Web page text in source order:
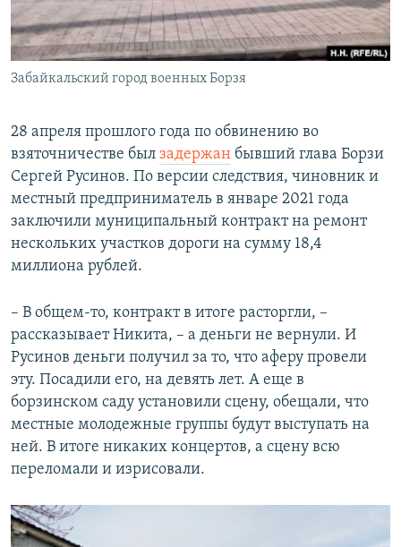
Забайкальский город военных Борзя
28 апреля прошлого года по обвинению во
взяточничестве был задержан бывший глава Борзи
Сергей Русинов. По версии следствия, чиновник и
местный предприниматель в январе 2021 года
заключили муниципальный контракт на ремонт
нескольких участков дороги на сумму 18,4
миллиона рублей.
– В общем-то, контракт в итоге расторгли, –
рассказывает Никита, – а деньги не вернули. И
Русинов деньги получил за то, что аферу провели
эту. Посадили его, на девять лет. А еще в
борзинском саду установили сцену, обещали, что
местные молодежные группы будут выступать на
ней. В итоге никаких концертов, а сцену всю
переломали и изрисовали.